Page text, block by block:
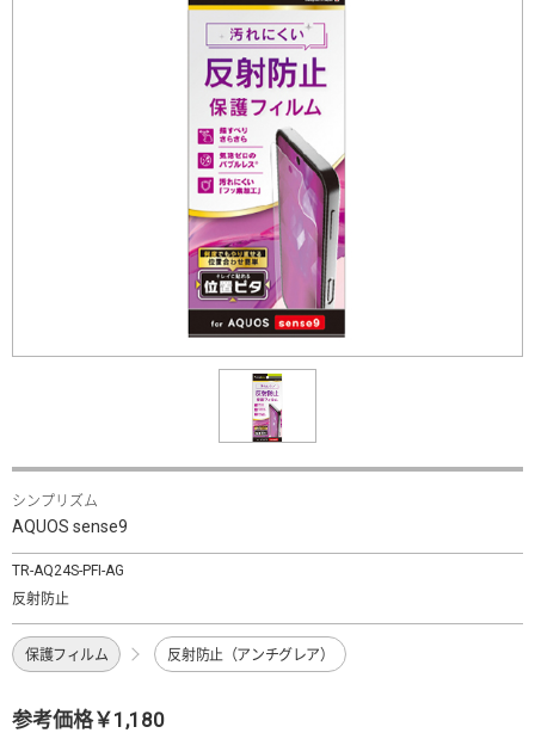
シンプリズム
AQUOS sense9
TR-AQ24S-PFI-AG
反射防止
保護フィルム 反射防止（アンチグレア）
参考価格￥1,180